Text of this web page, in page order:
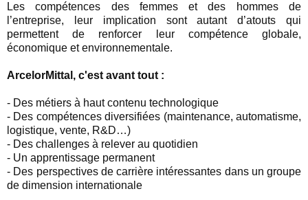
Les compétences des femmes et des hommes de
l’entreprise, leur implication sont autant d’atouts qui
permettent de renforcer leur compétence globale,
économique et environnementale.
ArcelorMittal, c'est avant tout :
- Des métiers à haut contenu technologique
- Des compétences diversifiées (maintenance, automatisme,
logistique, vente, R&D…)
- Des challenges à relever au quotidien
- Un apprentissage permanent
- Des perspectives de carrière intéressantes dans un groupe
de dimension internationale